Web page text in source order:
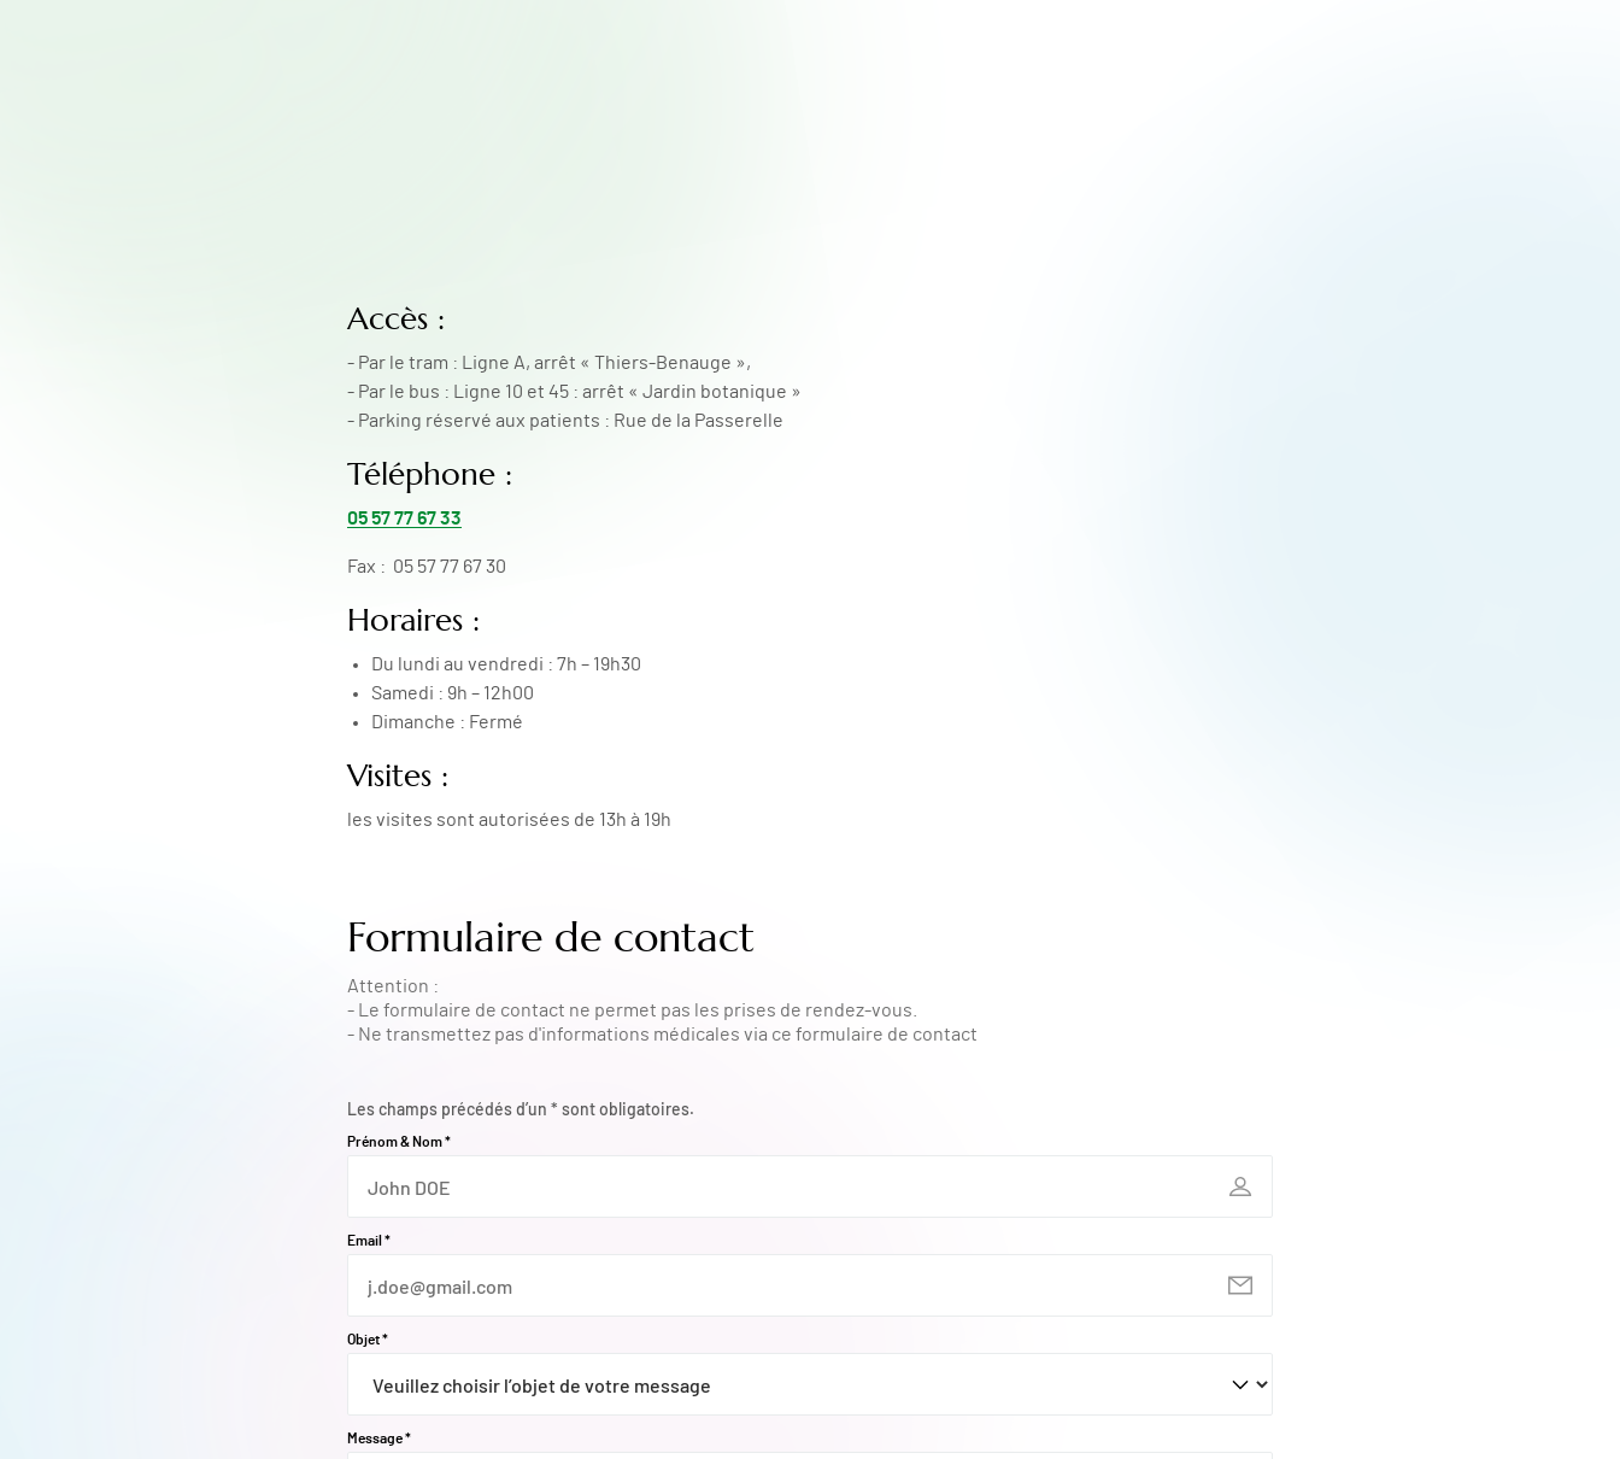
Accès :
- Par le tram : Ligne A, arrêt « Thiers-Benauge »,
- Par le bus : Ligne 10 et 45 : arrêt « Jardin botanique »
- Parking réservé aux patients : Rue de la Passerelle
Téléphone :
05 57 77 67 33
Fax : 05 57 77 67 30
Horaires :
Du lundi au vendredi : 7h – 19h30
Samedi : 9h – 12h00
Dimanche : Fermé
Visites :
les visites sont autorisées de 13h à 19h
Formulaire de contact
Attention :
- Le formulaire de contact ne permet pas les prises de rendez-vous.
- Ne transmettez pas d'informations médicales via ce formulaire de contact
Les champs précédés d’un * sont obligatoires.
Prénom & Nom*
Email *
Objet*
Message*